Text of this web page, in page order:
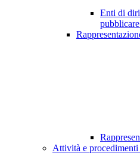
Enti di
Attività e procedimenti